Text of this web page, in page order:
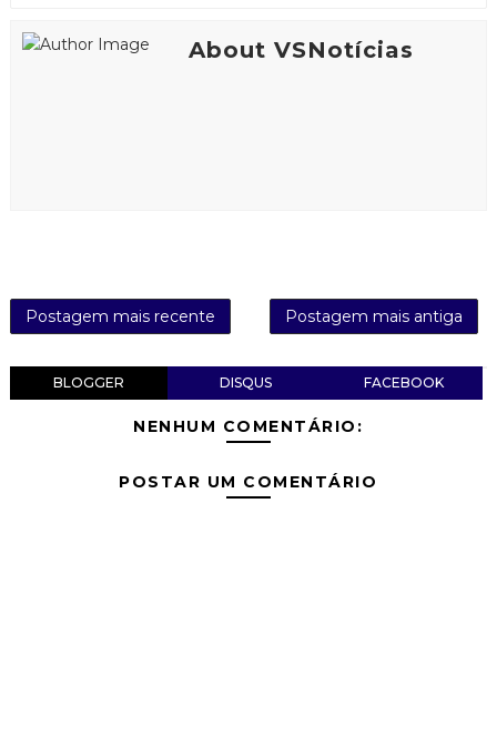
About VSNotícias
Postagem mais recente Postagem mais antiga
BLOGGER DISQUS FACEBOOK
NENHUM COMENTÁRIO:
POSTAR UM COMENTÁRIO